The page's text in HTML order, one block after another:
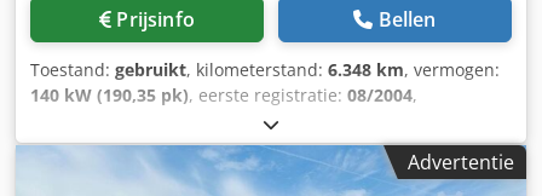
Prijsinfo Bellen
Toestand: gebruikt, kilometerstand: 6.348 km, vermogen:
140 kW (190,35 pk), eerste registratie: 08/2004,
, Bouwjaar:
Model: MXM190 / Samson Vacuümwagen 8000 L Bouwjaar:
2004 Staat: Goed Serienummer: ACM231045 Ref. nr.: 8084
Advertentie